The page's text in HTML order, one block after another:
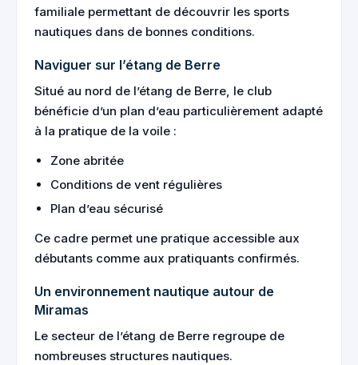
familiale permettant de découvrir les sports
nautiques dans de bonnes conditions.
Naviguer sur l’étang de Berre
Situé au nord de l’étang de Berre, le club
bénéficie d’un plan d’eau particulièrement adapté
à la pratique de la voile :
Zone abritée
Conditions de vent régulières
Plan d’eau sécurisé
Ce cadre permet une pratique accessible aux
débutants comme aux pratiquants confirmés.
Un environnement nautique autour de
Miramas
Le secteur de l’étang de Berre regroupe de
nombreuses structures nautiques.